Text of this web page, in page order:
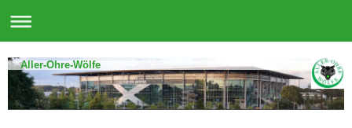
Aller-Ohre-Wölfe